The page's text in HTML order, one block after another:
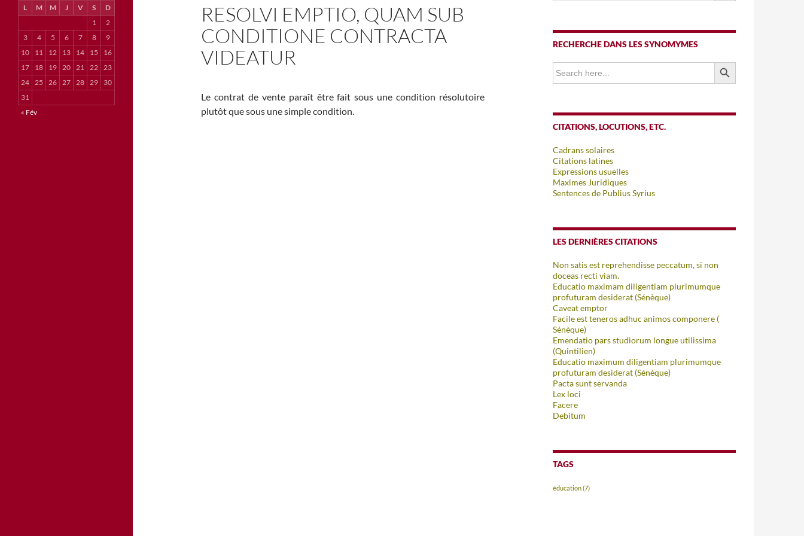
RESOLVI EMPTIO, QUAM SUB
CONDITIONE CONTRACTA
VIDEATUR
Le contrat de vente paraît être fait sous une condition résolutoire
plutôt que sous une simple condition.
RECHERCHE DANS LES SYNOMYMES
Search
for:
SEARCH BUTTON
CITATIONS, LOCUTIONS, ETC.
Cadrans solaires
Citations latines
Expressions usuelles
Maximes Juridiques
Sentences de Publius Syrius
LES DERNIÈRES CITATIONS
Non satis est reprehendisse peccatum, si non
doceas recti viam.
Educatio maximam diligentiam plurimumque
profuturam desiderat (Sénèque)
Caveat emptor
Facile est teneros adhuc animos componere (
Sénèque)
Emendatio pars studiorum longue utilissima
(Quintilien)
Educatio maximum diligentiam plurimumque
profuturam desiderat (Sénèque)
Pacta sunt servanda
Lex loci
Facere
Debitum
TAGS
éducation(7)
L M M J V S
D
1
2
3
4 5 6 7 8
9
10
11 12 13 14 15
16
17
18 19 20 21 22 23
24 25 26 27 28 29
30
31
« Fév